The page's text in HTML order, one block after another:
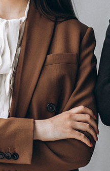
Una solución
avanzada de tesorería
que incorpora años de
experiencia
trabajando codo a
codo con expertos en
finanzas y tesorería
de múltiples sectores.
Toda esa experiencia
y conocimiento,
unidos a la tecnología
de Microsoft